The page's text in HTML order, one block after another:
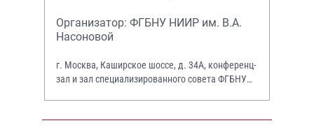
Организатор: ФГБНУ НИИР им. В.А.
Насоновой
г. Москва, Каширское шоссе, д. 34А, конференц-
зал и зал специализированного совета ФГБНУ